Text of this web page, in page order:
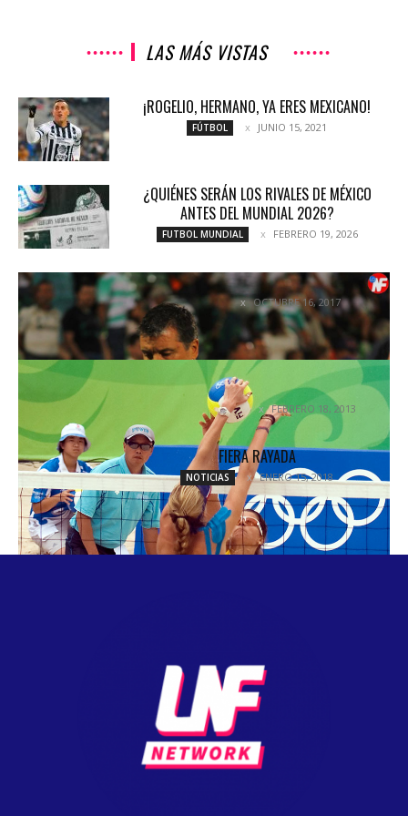
LAS MÁS VISTAS
¡ROGELIO, HERMANO, YA ERES MEXICANO!
FÚTBOL JUNIO 15, 2021
¿QUIÉNES SERÁN LOS RIVALES DE MÉXICO
ANTES DEL MUNDIAL 2026?
FUTBOL MUNDIAL FEBRERO 19, 2026
¡NI REZANDO GANAN!
NOTICIAS OCTUBRE 16, 2017
LOREM IPSUM DOLOR SIT AMET CONSE CTETUR
ADIPISICING
UNCATEGORIZED FEBRERO 18, 2013
FIERA RAYADA
NOTICIAS ENERO 15, 2018